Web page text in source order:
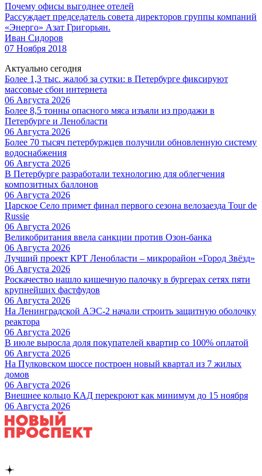
Почему офисы выгоднее отелей
Рассуждает председатель совета директоров группы компаний
«Энерго» Азат Григорьян.
Иван Сидоров
07 Ноября 2018
Актуально сегодня
Более 1,3 тыс. жалоб за сутки: в Петербурге фиксируют
массовые сбои интернета
06 Августа 2026
Более 8,5 тонны опасного мяса изъяли из продажи в
Петербурге и Ленобласти
06 Августа 2026
Более 70 тысяч петербуржцев получили обновленную систему
водоснабжения
06 Августа 2026
В Петербурге разработали технологию для облегчения
композитных баллонов
06 Августа 2026
Царское Село примет финал первого сезона велозаезда Tour de
Russie
06 Августа 2026
Великобритания ввела санкции против Озон-банка
06 Августа 2026
Лучший проект КРТ Ленобласти – микрорайон «Город Звёзд»
06 Августа 2026
Роскачество нашло кишечную палочку в бургерах сетях пяти
крупнейших фастфудов
06 Августа 2026
На Ленинградской АЭС-2 начали строить защитную оболочку
реактора
06 Августа 2026
В июле выросла доля покупателей квартир со 100% оплатой
06 Августа 2026
На Пулковском шоссе построен новый квартал из 7 жилых
домов
06 Августа 2026
Внешнее кольцо КАД перекроют как минимум до 15 ноября
06 Августа 2026